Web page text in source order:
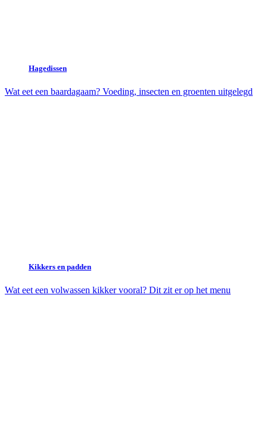
Hagedissen
Wat eet een baardagaam? Voeding, insecten en groenten uitgelegd
Kikkers en padden
Wat eet een volwassen kikker vooral? Dit zit er op het menu